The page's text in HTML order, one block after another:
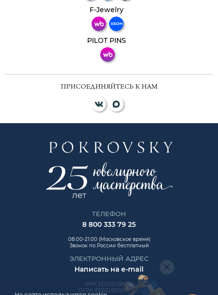
F-Jewelry
PILOT PINS
ПРИСОЕДИНЯЙТЕСЬ К НАМ
ТЕЛЕФОН
8 800 333 79 25
08:00-21:00 (Московское время)
Звонок по России бесплатный
ЭЛЕКТРОННЫЙ АДРЕС
Написать на e-mail
ИНН 332105268454
ОГРН 319332800006992